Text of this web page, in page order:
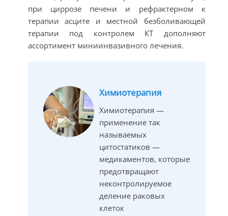
при циррозе печени и рефрактерном к
терапии асците и местной безболивающей
терапии под контролем КТ дополняют
ассортимент миниинвазивного лечения.
Химиотерапия
Химиотерапия —
применение так
называемых
цитостатиков —
медикаментов, которые
предотвращают
неконтролируемое
деление раковых
клеток